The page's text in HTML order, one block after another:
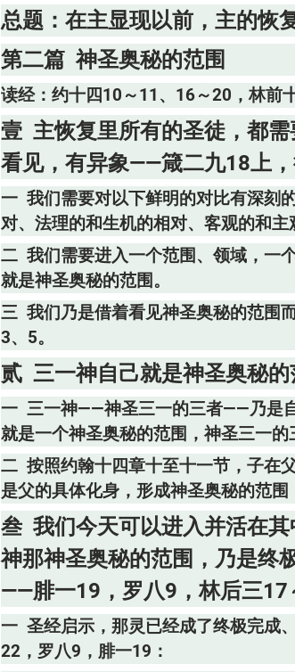
总题：在主显现以前，主的恢
第二篇 神圣奥秘的范围
读经：约十四10～11、16～20，林前
壹 主恢复里所有的圣徒，都
看见，有异象——箴二九18上，
一 我们需要对以下鲜明的对比有深刻
对、法理的和生机的相对、客观的和
二 我们需要进入一个范围、领域，一
就是神圣奥秘的范围。
三 我们乃是借着看见神圣奥秘的范围
3、5。
贰 三一神自己就是神圣奥秘
一 三一神——神圣三一的三者——乃是
就是一个神圣奥秘的范围，神圣三一
二 按照约翰十四章十至十一节，子在
是父的具体化身，形成神圣奥秘的范围
叁 我们今天可以进入并活在
神那神圣奥秘的范围，乃是终
——腓一19，罗八9，林后三17
一 圣经启示，那灵已经成了终极完成
22，罗八9，腓一19：